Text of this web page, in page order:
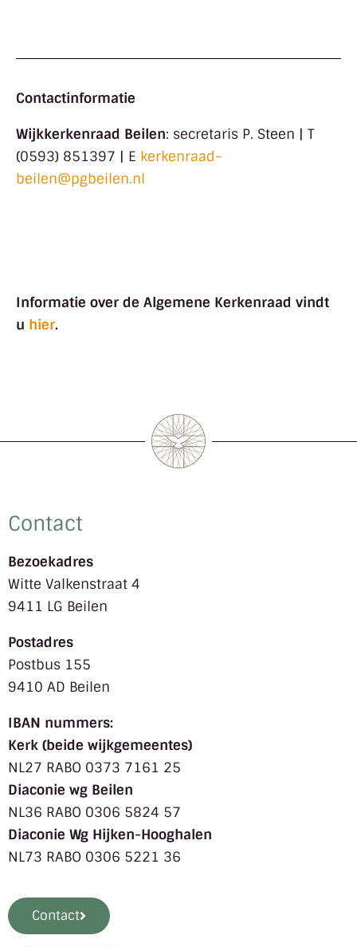
Contactinformatie
Wijkkerkenraad Beilen: secretaris P. Steen | T
(0593) 851397 | E kerkenraad-
beilen@pgbeilen.nl
Informatie over de Algemene Kerkenraad vindt
u hier.
Contact
Bezoekadres
Witte Valkenstraat 4
9411 LG Beilen
Postadres
Postbus 155
9410 AD Beilen
IBAN nummers:
Kerk (beide wijkgemeentes)
NL27 RABO 0373 7161 25
Diaconie wg Beilen
NL36 RABO 0306 5824 57
Diaconie Wg Hijken-Hooghalen
NL73 RABO 0306 5221 36
Contact